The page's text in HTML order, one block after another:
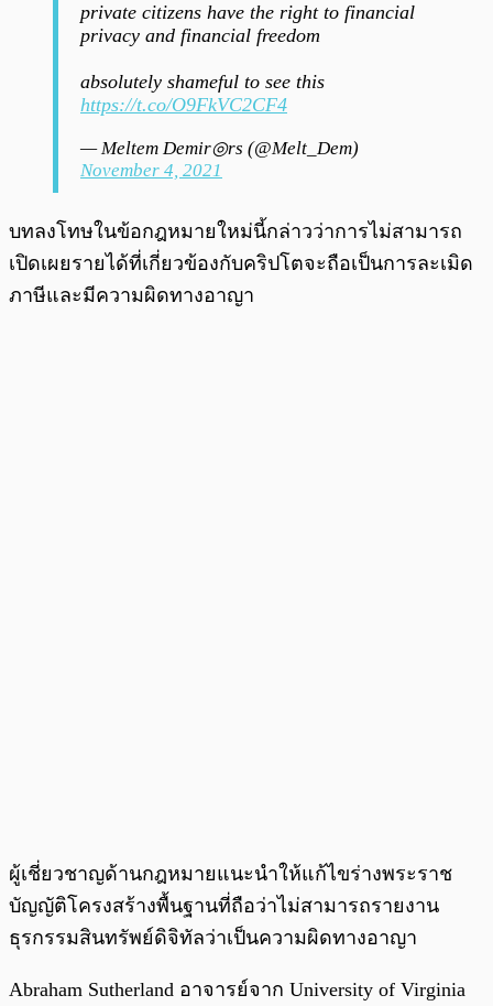
private citizens have the right to financial
privacy and financial freedom
absolutely shameful to see this
https://t.co/O9FkVC2CF4
— Meltem Demir◎rs (@Melt_Dem)
November 4, 2021
บทลงโทษในข้อกฎหมายใหม่นี้กล่าวว่าการไม่สามารถ
เปิดเผยรายได้ที่เกี่ยวข้องกับคริปโตจะถือเป็นการละเมิด
ภาษีและมีความผิดทางอาญา
ผู้เชี่ยวชาญด้านกฎหมายแนะนำให้แก้ไขร่างพระราช
บัญญัติโครงสร้างพื้นฐานที่ถือว่าไม่สามารถรายงาน
ธุรกรรมสินทรัพย์ดิจิทัลว่าเป็นความผิดทางอาญา
Abraham Sutherland อาจารย์จาก University of Virginia